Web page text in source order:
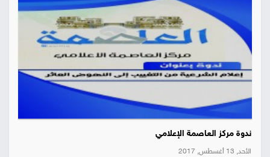
ندوة مركز العاصمة الإعلامي
الأحد, 13 أغسطس, 2017